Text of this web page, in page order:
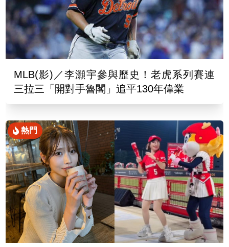
MLB(影)／李灝宇參與歷史！老虎系列賽連
三拉三「開對手魯閣」追平130年偉業
熱門